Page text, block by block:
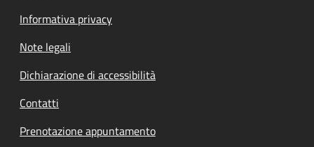
Informativa privacy
Note legali
Dichiarazione di accessibilità
Contatti
Prenotazione appuntamento